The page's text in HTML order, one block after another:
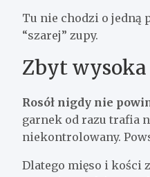
Tu nie chodzi o jedną
“szarej” zupy.
Zbyt
Rosół nigdy nie
garnek od razu trafia
niekontrolowany.
Dlatego mięso i kości